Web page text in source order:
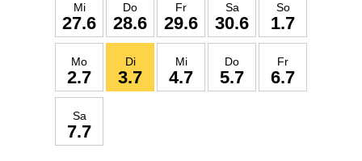
Mi
27.6
Do
28.6
Fr
29.6
Sa
30.6
So
1.7
Mo
2.7
Di
3.7
Mi
4.7
Do
5.7
Fr
6.7
Sa
7.7